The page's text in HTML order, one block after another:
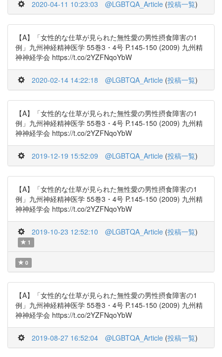
2020-04-11 10:23:03 @LGBTQA_Article (投稿一覧)
【A】「女性的な仕草が見られた無性愛の男性摂食障害の1
例」九州神経精神医学 55巻3・4号 P.145-150 (2009) 九州精
神神経学会 https://t.co/2YZFNqoYbW
2020-02-14 14:22:18 @LGBTQA_Article (投稿一覧)
【A】「女性的な仕草が見られた無性愛の男性摂食障害の1
例」九州神経精神医学 55巻3・4号 P.145-150 (2009) 九州精
神神経学会 https://t.co/2YZFNqoYbW
2019-12-19 15:52:09 @LGBTQA_Article (投稿一覧)
【A】「女性的な仕草が見られた無性愛の男性摂食障害の1
例」九州神経精神医学 55巻3・4号 P.145-150 (2009) 九州精
神神経学会 https://t.co/2YZFNqoYbW
2019-10-23 12:52:10 @LGBTQA_Article (投稿一覧)
1
0
【A】「女性的な仕草が見られた無性愛の男性摂食障害の1
例」九州神経精神医学 55巻3・4号 P.145-150 (2009) 九州精
神神経学会 https://t.co/2YZFNqoYbW
2019-08-27 16:52:04 @LGBTQA_Article (投稿一覧)